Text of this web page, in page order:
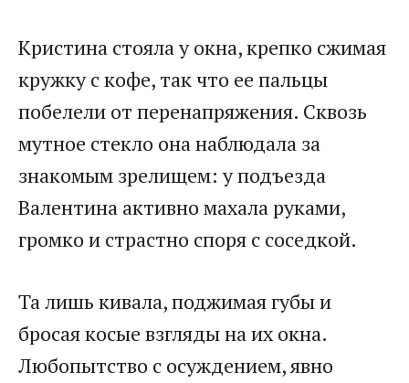
Кристина стояла у окна, крепко сжимая
кружку с кофе, так что ее пальцы
побелели от перенапряжения. Сквозь
мутное стекло она наблюдала за
знакомым зрелищем: у подъезда
Валентина активно махала руками,
громко и страстно споря с соседкой.
Та лишь кивала, поджимая губы и
бросая косые взгляды на их окна.
Любопытство с осуждением, явно